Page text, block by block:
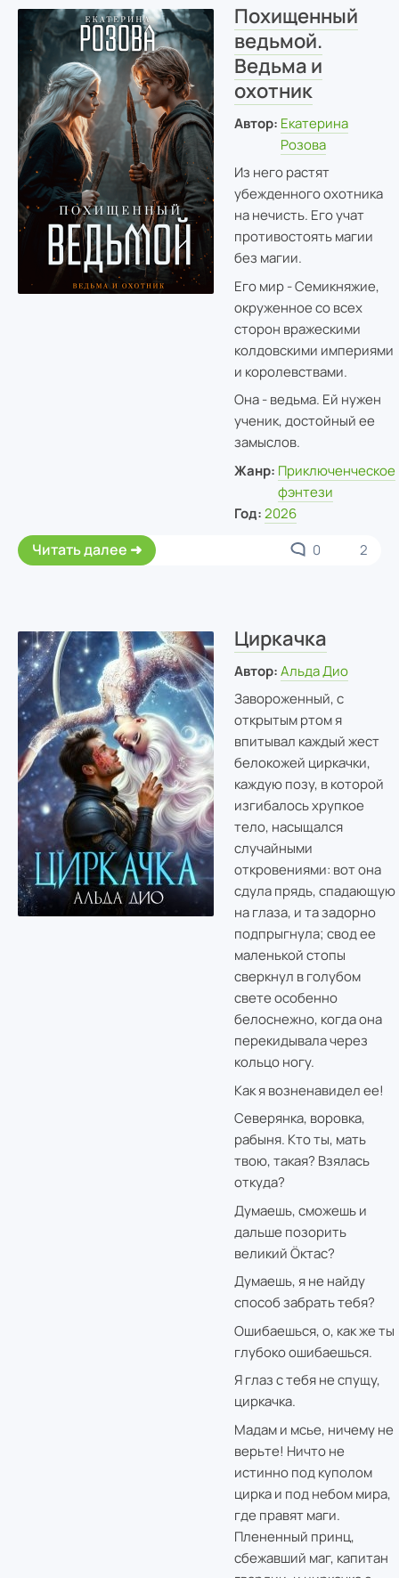
Похищенный
ведьмой.
Ведьма и
охотник
Автор: Екатерина
Розова
Из него растят
убежденного охотника
на нечисть. Его учат
противостоять магии
без магии.
Его мир - Семикняжие,
окруженное со всех
сторон вражескими
колдовскими империями
и королевствами.
Она - ведьма. Ей нужен
ученик, достойный ее
замыслов.
Жанр: Приключенческое
фэнтези
Год: 2026
Читать далее 0 2
Циркачка
Автор: Альда Дио
Завороженный, с
открытым ртом я
впитывал каждый жест
белокожей циркачки,
каждую позу, в которой
изгибалось хрупкое
тело, насыщался
случайными
откровениями: вот она
сдула прядь, спадающую
на глаза, и та задорно
подпрыгнула; свод ее
маленькой стопы
сверкнул в голубом
свете особенно
белоснежно, когда она
перекидывала через
кольцо ногу.
Как я возненавидел ее!
Северянка, воровка,
рабыня. Кто ты, мать
твою, такая? Взялась
откуда?
Думаешь, сможешь и
дальше позорить
великий Öктас?
Думаешь, я не найду
способ забрать тебя?
Ошибаешься, о, как же ты
глубоко ошибаешься.
Я глаз с тебя не спущу,
циркачка.
Мадам и мсье, ничему не
верьте! Ничто не
истинно под куполом
цирка и под небом мира,
где правят маги.
Плененный принц,
сбежавший маг, капитан